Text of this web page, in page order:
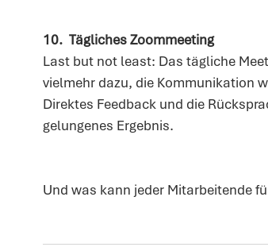
10. Tägliches Zoommeeting
Last but not least: Das tägliche
vielmehr dazu, die Kommunikation
Direktes Feedback und die
gelungenes Ergebnis.
Und was kann jeder Mitarbeitende